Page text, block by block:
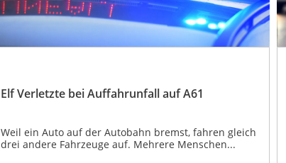
Elf Verletzte bei Auffahrunfall auf A61
Weil ein Auto auf der Autobahn bremst, fahren gleich
drei andere Fahrzeuge auf. Mehrere Menschen...